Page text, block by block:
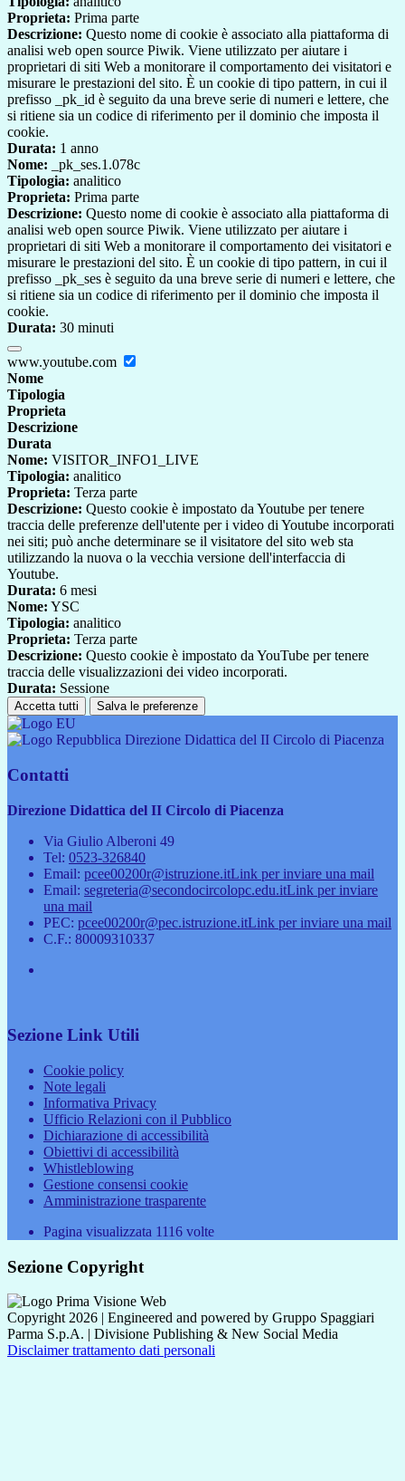
Proprieta: Prima parte
Descrizione: Questo nome di cookie è associato alla piattaforma di
analisi web open source Piwik. Viene utilizzato per aiutare i
proprietari di siti Web a monitorare il comportamento dei visitatori e
misurare le prestazioni del sito. È un cookie di tipo pattern, in cui il
prefisso _pk_id è seguito da una breve serie di numeri e lettere, che
si ritiene sia un codice di riferimento per il dominio che imposta il
cookie.
Durata: 1 anno
Nome: _pk_ses.1.078c
Tipologia: analitico
Proprieta: Prima parte
Descrizione: Questo nome di cookie è associato alla piattaforma di
analisi web open source Piwik. Viene utilizzato per aiutare i
proprietari di siti Web a monitorare il comportamento dei visitatori e
misurare le prestazioni del sito. È un cookie di tipo pattern, in cui il
prefisso _pk_ses è seguito da una breve serie di numeri e lettere, che
si ritiene sia un codice di riferimento per il dominio che imposta il
cookie.
Durata: 30 minuti
www.youtube.com
Nome
Tipologia
Proprieta
Descrizione
Durata
Nome: VISITOR_INFO1_LIVE
Tipologia: analitico
Proprieta: Terza parte
Descrizione: Questo cookie è impostato da Youtube per tenere
traccia delle preferenze dell'utente per i video di Youtube incorporati
nei siti; può anche determinare se il visitatore del sito web sta
utilizzando la nuova o la vecchia versione dell'interfaccia di
Youtube.
Durata: 6 mesi
Nome: YSC
Tipologia: analitico
Proprieta: Terza parte
Descrizione: Questo cookie è impostato da YouTube per tenere
traccia delle visualizzazioni dei video incorporati.
Durata: Sessione
Accetta tutti Salva le preferenze
Direzione Didattica del II Circolo di Piacenza
Contatti
Direzione Didattica del II Circolo di Piacenza
Via Giulio Alberoni 49
Tel: 0523-326840
Email: pcee00200r@istruzione.itLink per inviare una mail
Email: segreteria@secondocircolopc.edu.itLink per inviare
una mail
PEC: pcee00200r@pec.istruzione.itLink per inviare una mail
C.F.: 80009310337
Sezione Link Utili
Cookie policy
Note legali
Informativa Privacy
Ufficio Relazioni con il Pubblico
Dichiarazione di accessibilità
Obiettivi di accessibilità
Whistleblowing
Gestione consensi cookie
Amministrazione trasparente
Pagina visualizzata 1116 volte
Sezione Copyright
Copyright 2026 | Engineered and powered by Gruppo Spaggiari
Parma S.p.A. | Divisione Publishing & New Social Media
Disclaimer trattamento dati personali